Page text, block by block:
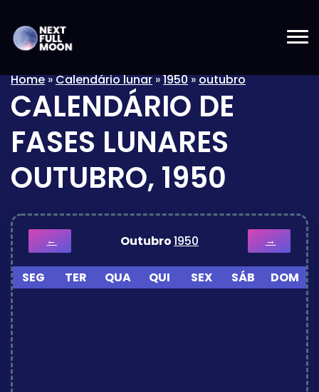
Home»Calendário lunar»1950»outubro
CALENDÁRIO DE
FASES LUNARES
OUTUBRO, 1950
← Outubro1950 →
SEG TER QUA QUI SEX SÁB DOM